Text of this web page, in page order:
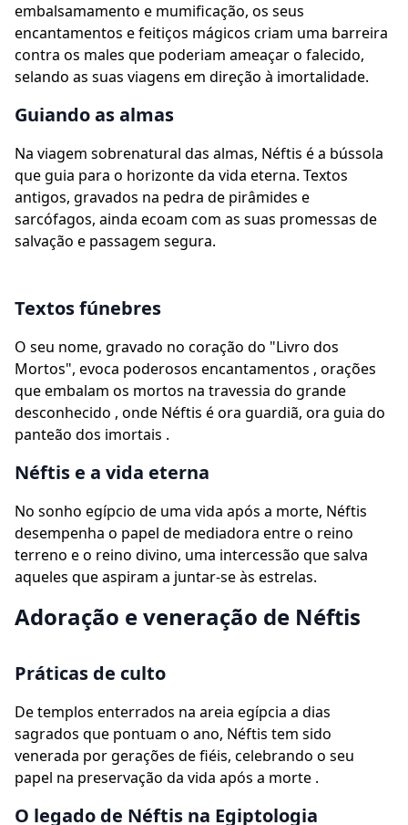
embalsamamento e mumificação, os seus
encantamentos e feitiços mágicos criam uma barreira
contra os males que poderiam ameaçar o falecido,
selando as suas viagens em direção à imortalidade.
Guiando as almas
Na viagem sobrenatural das almas, Néftis é a bússola
que guia para o horizonte da vida eterna. Textos
antigos, gravados na pedra de pirâmides e
sarcófagos, ainda ecoam com as suas promessas de
salvação e passagem segura.
Textos fúnebres
O seu nome, gravado no coração do "Livro dos
Mortos", evoca poderosos encantamentos , orações
que embalam os mortos na travessia do grande
desconhecido , onde Néftis é ora guardiã, ora guia do
panteão dos imortais .
Néftis e a vida eterna
No sonho egípcio de uma vida após a morte, Néftis
desempenha o papel de mediadora entre o reino
terreno e o reino divino, uma intercessão que salva
aqueles que aspiram a juntar-se às estrelas.
Adoração e veneração de Néftis
Práticas de culto
De templos enterrados na areia egípcia a dias
sagrados que pontuam o ano, Néftis tem sido
venerada por gerações de fiéis, celebrando o seu
papel na preservação da vida após a morte .
O legado de Néftis na Egiptologia